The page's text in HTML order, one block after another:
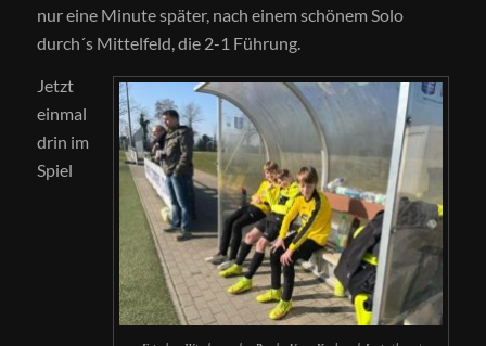
nur eine Minute später, nach einem schönem Solo
durch´s Mittelfeld, die 2-1 Führung.
Jetzt
einmal
drin im
Spiel